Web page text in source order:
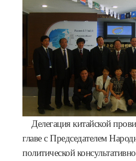
Делегация китайской
главе с Председателем
политической